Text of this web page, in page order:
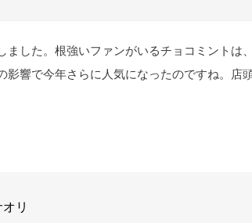
した。根強いファンがいるチョコミントは
響で今年さらに人気になったのですね。店
リ